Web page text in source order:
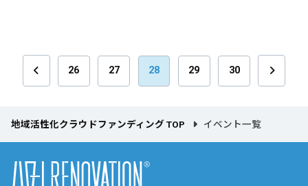
26 27 28 29 30
地域活性化クラウドファンディング TOP イベント一覧